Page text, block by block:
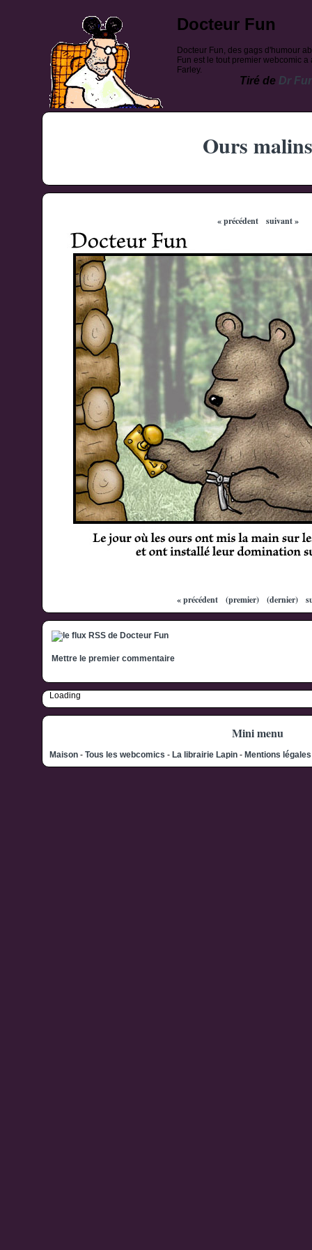
Docteur Fun
Docteur Fun, des gags d'humour
Fun est le tout premier webcomic
Farley.
Tiré de Dr
Ours malins
« précédent suivant »
« précédent (premier) (dernier)
Mettre le premier commentaire
Loading
Mini menu
Maison - Tous les webcomics - La librairie Lapin - Mentions